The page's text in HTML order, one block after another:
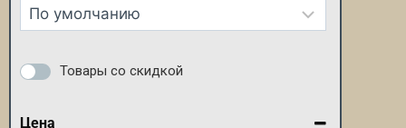
Сортировка товаров
Товары со скидкой
Цена